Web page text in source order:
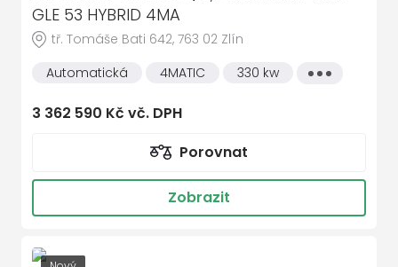
GLE 53 HYBRID 4MA
tř. Tomáše Bati 642, 763 02 Zlín
Automatická
4MATIC 330 kw
Všechny
3 362 590 Kč vč. DPH
Porovnat
Zobrazit